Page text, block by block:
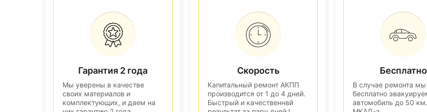
Гарантия 2 года
Мы уверены в качестве
своих материалов и
комплектующих, и даем на
Скорость
Капитальный ремонт АКПП
производится от 1 до 4 дней.
Быстрый и качественнвй
Бесплатно
В случае ремонта мы
бесплатно
автомобиль до 50